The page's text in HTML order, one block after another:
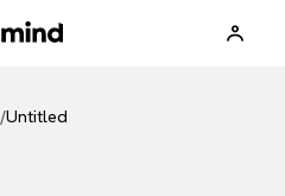
/Untitled